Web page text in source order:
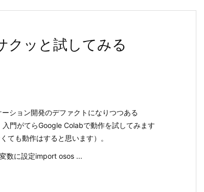
ッと試してみる
ション開発のデファクトになりつつある
門がてらGoogle Colabで動作を試してみます
ても動作はすると思います）。
数に設定import osos ...